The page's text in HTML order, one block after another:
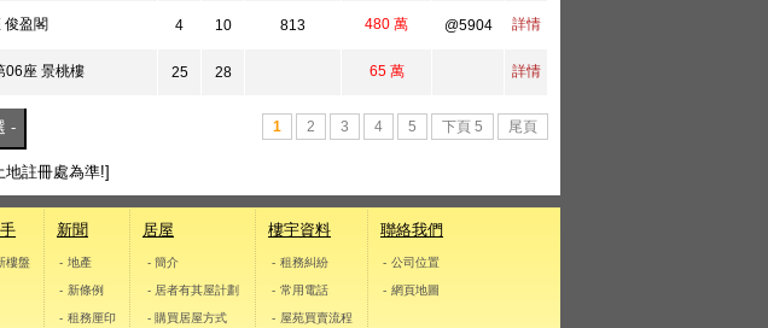
俊盈閣 4 10 813 480 萬 @5904 詳情
06座 景桃樓 25 28 65 萬 詳情
1 2 3 4 5 下頁 5 尾頁
地註冊處為準!]
樓盤
新聞
- 地產
- 新條例
- 租務厘印
居屋
- 簡介
- 居者有其屋計劃
- 購買居屋方式
樓宇資料
- 租務糾紛
- 常用電話
- 屋苑買賣流程
聯絡我們
- 公司位置
- 網頁地圖